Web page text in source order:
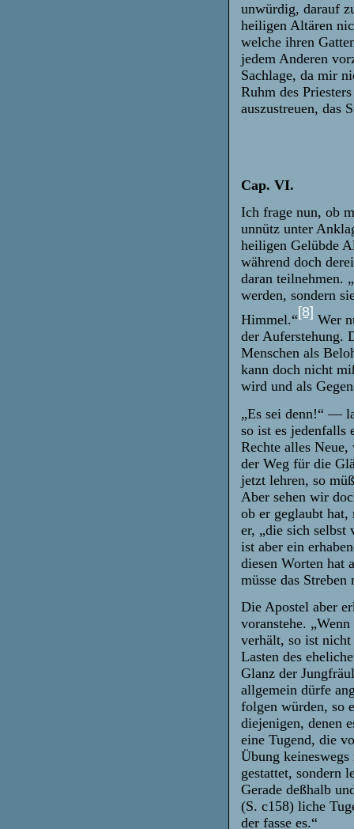
unwürdig, darauf
heiligen Altären
welche ihren
jedem Anderen
Sachlage, da mir
Ruhm des
auszustreuen, das
Cap. VI.
Ich frage nun, ob
unnütz unter
heiligen Gelübde
während doch
daran teilnehmen.
werden, sondern
Himmel.“
[8]
Wer
der Auferstehung.
Menschen als
kann doch nicht
wird und als
„Es sei denn!“ —
so ist es jedenfalls
Rechte alles
der Weg für die
jetzt lehren, so
Aber sehen wir
ob er geglaubt hat,
er, „die sich selbst
ist aber ein
diesen Worten hat
müsse das
Die Apostel aber
voranstehe.
verhält, so ist nicht
Lasten des
Glanz der
allgemein dürfe
folgen würden, so
diejenigen, denen
eine Tugend, die
Übung
gestattet, sondern
Gerade deßhalb
(S. c158) liche
der fasse es.“